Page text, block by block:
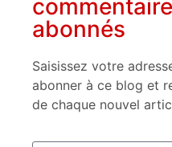
abonnés
Saisissez votre
abonner à ce blog et
de chaque nouvel